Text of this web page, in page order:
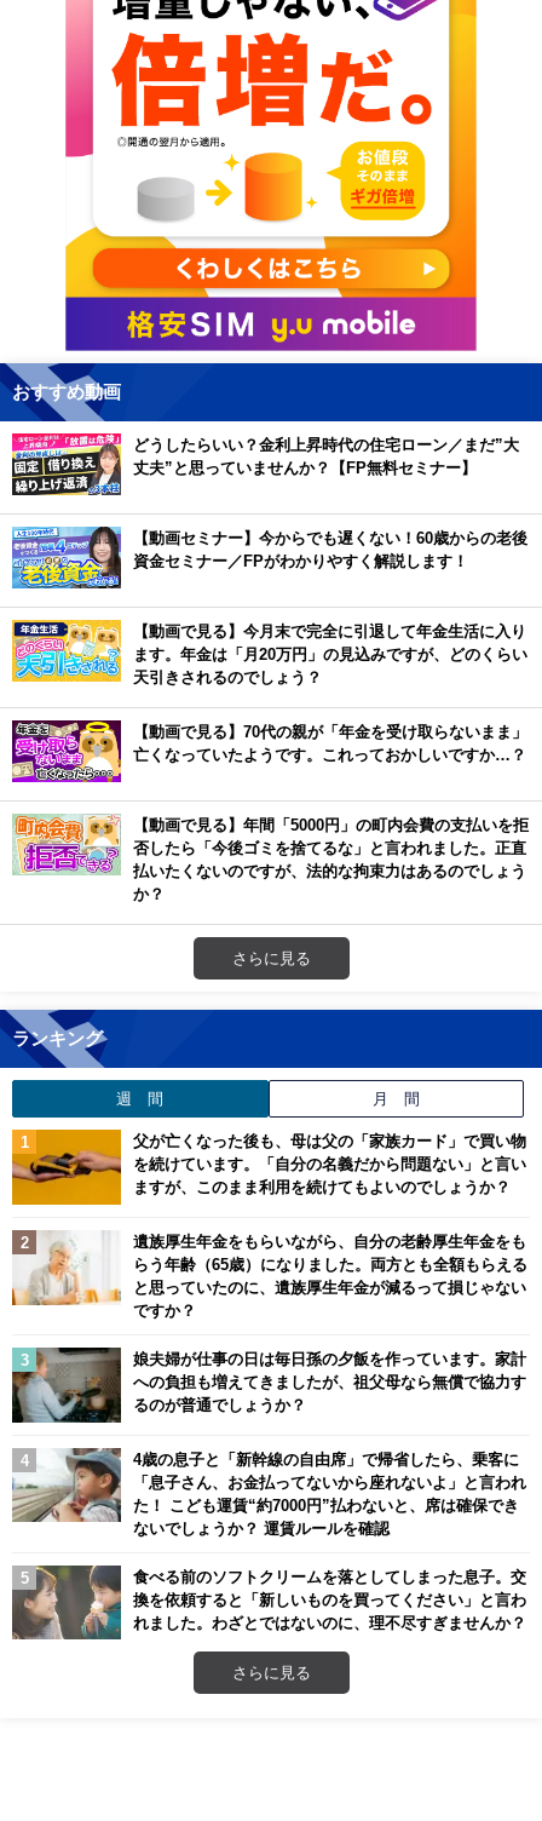
おすすめ動画
どうしたらいい？金利上昇時代の住宅ローン／まだ”大
丈夫”と思っていませんか？【FP無料セミナー】
【動画セミナー】今からでも遅くない！60歳からの老後
資金セミナー／FPがわかりやすく解説します！
【動画で見る】今月末で完全に引退して年金生活に入り
ます。年金は「月20万円」の見込みですが、どのくらい
天引きされるのでしょう？
【動画で見る】70代の親が「年金を受け取らないまま」
亡くなっていたようです。これっておかしいですか…？
【動画で見る】年間「5000円」の町内会費の支払いを拒
否したら「今後ゴミを捨てるな」と言われました。正直
払いたくないのですが、法的な拘束力はあるのでしょう
か？
さらに見る
ランキング
週 間 月 間
父が亡くなった後も、母は父の「家族カード」で買い物
を続けています。「自分の名義だから問題ない」と言い
ますが、このまま利用を続けてもよいのでしょうか？
遺族厚生年金をもらいながら、自分の老齢厚生年金をも
らう年齢（65歳）になりました。両方とも全額もらえる
と思っていたのに、遺族厚生年金が減るって損じゃない
ですか？
娘夫婦が仕事の日は毎日孫の夕飯を作っています。家計
への負担も増えてきましたが、祖父母なら無償で協力す
るのが普通でしょうか？
4歳の息子と「新幹線の自由席」で帰省したら、乗客に
「息子さん、お金払ってないから座れないよ」と言われ
た！ こども運賃“約7000円”払わないと、席は確保でき
ないでしょうか？ 運賃ルールを確認
食べる前のソフトクリームを落としてしまった息子。交
換を依頼すると「新しいものを買ってください」と言わ
れました。わざとではないのに、理不尽すぎませんか？
さらに見る